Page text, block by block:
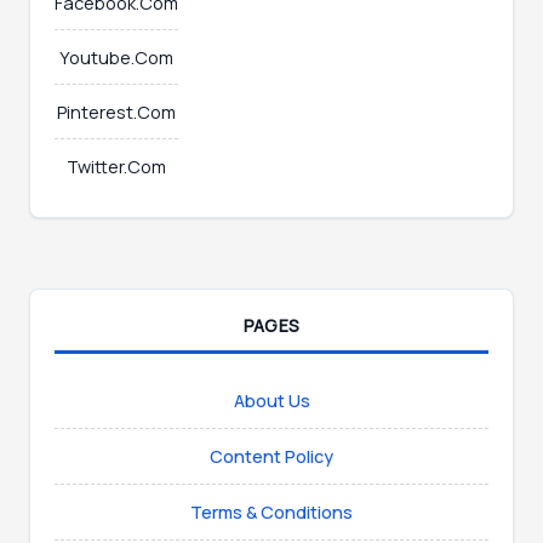
Youtube.Com
Pinterest.Com
Twitter.Com
PAGES
About Us
Content Policy
Terms & Conditions